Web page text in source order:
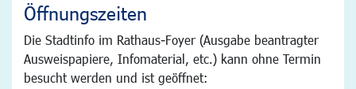
Öffnungszeiten
Die Stadtinfo im Rathaus-Foyer (Ausgabe beantragter
Ausweispapiere, Infomaterial, etc.) kann ohne Termin
besucht werden und ist geöffnet: